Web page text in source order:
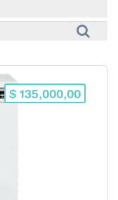
$ 135,000,00